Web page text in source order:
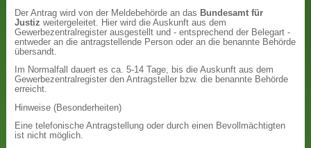
Der Antrag wird von der Meldebehörde an das Bundesamt für
Justiz weitergeleitet. Hier wird die Auskunft aus dem
Gewerbezentralregister ausgestellt und - entsprechend der Belegart -
entweder an die antragstellende Person oder an die benannte Behörde
übersandt.
Im Normalfall dauert es ca. 5-14 Tage, bis die Auskunft aus dem
Gewerbezentralregister den Antragsteller bzw. die benannte Behörde
erreicht.
Hinweise (Besonderheiten)
Eine telefonische Antragstellung oder durch einen Bevollmächtigten
ist nicht möglich.